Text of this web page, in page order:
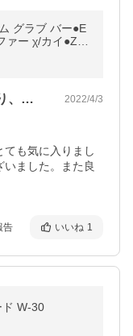
グラブ バー●E
ー χ/カイ●ZR
庫有■タンデム
取り付けも簡単で見た目も良くなり、とて… 2022/4/3
も気に入りまし
ました。また良
告 いいね 1
ド W-30